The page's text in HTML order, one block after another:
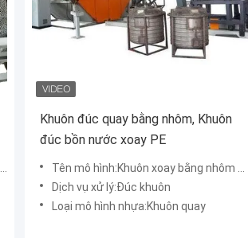
Khuôn đúc quay bằng nhôm, Khuôn
đúc bồn nước xoay PE
Tên mô hình:Khuôn xoay bằng nhôm Khuôn bồn nước bằng nhựa
Dịch vụ xử lý:Đúc khuôn
Loại mô hình nhựa:Khuôn quay